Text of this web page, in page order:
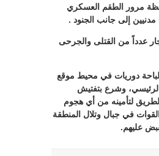
مرور الطقم العسكري
مدنيين إلى جانب الجنود .
عدداً من القتلى والجرحى
دوريات في محيط موقع
الرئيسي، وشرع بتفتيش
لتأمينه من أي هجوم
في جبال وتلال المنطقة
عليهم.